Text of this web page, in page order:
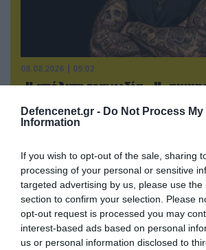
Defencenet.gr - Do Not Process My
Information
If you wish to opt-out of the sale, sharing
processing of your personal or sensitive
targeted advertising by us, please use the
section to confirm your selection. Please
opt-out request is processed you may
interest-based ads based on personal
us or personal information disclosed to
08.08.2026 | 09:02
«Η απόλυτη τραγωδία»: Η